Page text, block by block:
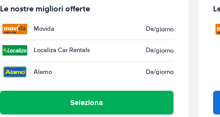
Le nostre migliori offerte
Movida Da/giorno
Localiza Car Rentals Da/giorno
Alamo Da/giorno
Seleziona